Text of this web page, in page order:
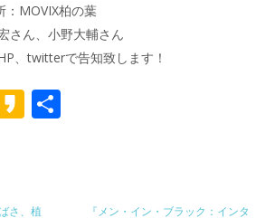
：MOVIX柏の葉
さん、小野大輔さん
、twitterで告知致します！
K
さ、植 『メン・イン・ブラック：インタ